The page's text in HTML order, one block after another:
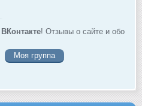
ВКонтакте! Отзывы о сайте и обо
Моя группа